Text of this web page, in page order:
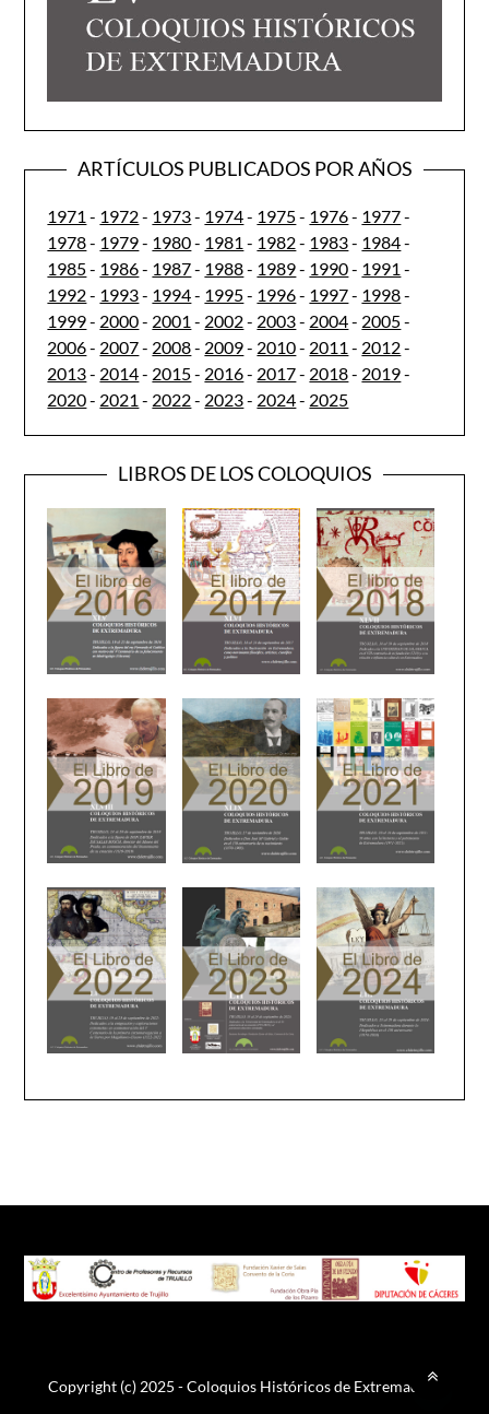
ARTÍCULOS PUBLICADOS POR AÑOS
1971 - 1972- 1973- 1974- 1975- 1976- 1977-
1978- 1979- 1980- 1981 - 1982- 1983- 1984-
1985- 1986- 1987- 1988- 1989- 1990- 1991 -
1992- 1993- 1994- 1995- 1996- 1997- 1998-
1999- 2000- 2001 - 2002- 2003- 2004- 2005-
2006- 2007- 2008- 2009- 2010- 2011 - 2012-
2013- 2014- 2015- 2016- 2017- 2018- 2019-
2020- 2021 - 2022- 2023- 2024- 2025
LIBROS DE LOS COLOQUIOS
Copyright (c) 2025 - Coloquios Históricos de Extremadura